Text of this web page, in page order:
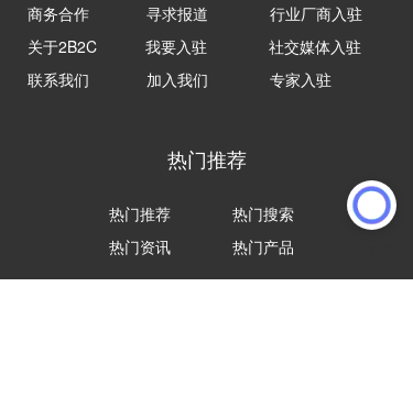
商务合作
寻求报道
行业厂商入驻
关于2B2C
我要入驻
社交媒体入驻
联系我们
加入我们 专家入驻
热门推荐
热门推荐 热门搜索
热门资讯 热门产品